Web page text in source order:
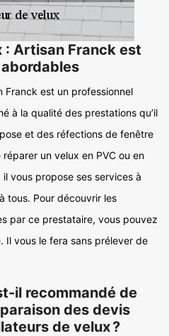
: Artisan Franck est
Franck est un professionnel
à la qualité des prestations qu’il
et des réfections de fenêtre
un velux en PVC ou en
vous propose ses services à
tous. Pour découvrir les
par ce prestataire, vous pouvez
Il vous le fera sans prélever de
il recommandé de
des devis
de velux ?